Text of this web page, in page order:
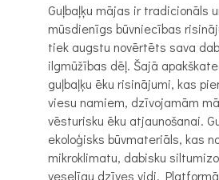
Guļbaļķu mājas ir tradicionāls
mūsdienīgs būvniecības
tiek augstu novērtēts sava
ilgmūžības dēļ. Šajā
guļbaļķu ēku risinājumi, kas
viesu namiem, dzīvojamām
vēsturisku ēku atjaunošanai.
ekoloģisks būvmateriāls, kas
mikroklimatu, dabisku
veselīgu dzīves vidi.